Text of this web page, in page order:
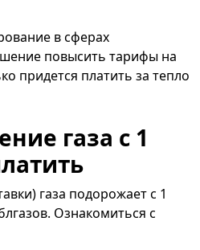
в сферах
повысить тарифы на
придется платить за тепло
газа с 1
газа подорожает с 1
Ознакомиться с